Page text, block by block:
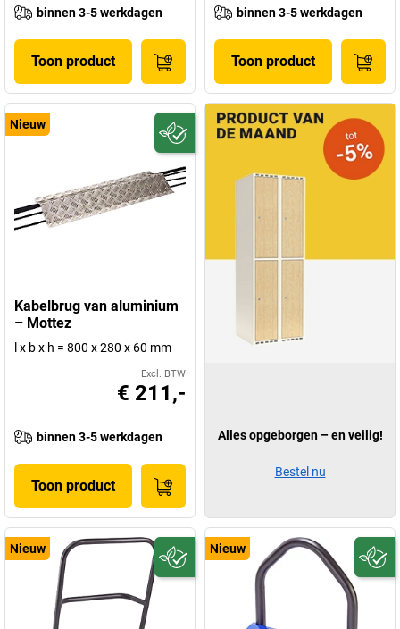
binnen 3-5 werkdagen
Toon product
binnen 3-5 werkdagen
Toon product
Nieuw
Kabelbrug van aluminium
– Mottez
l x b x h = 800 x 280 x 60 mm
Excl. BTW
€ 211,-
binnen 3-5 werkdagen
Toon product
Nieuw Nieuw
Alles opgeborgen – en veilig!
Bestel nu